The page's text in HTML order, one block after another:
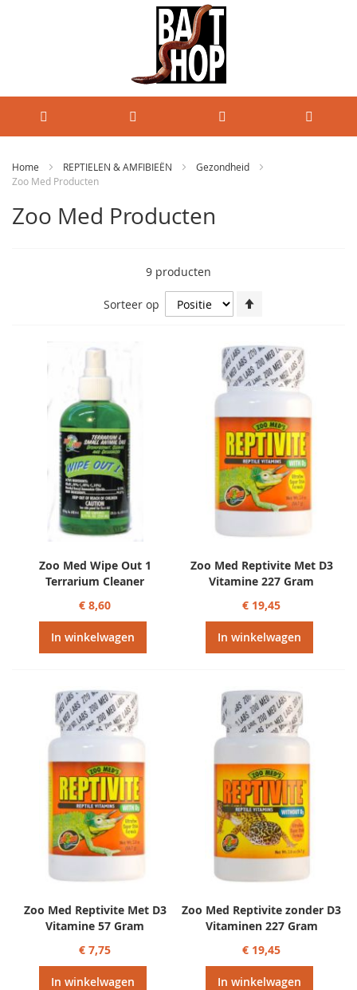
Home REPTIELEN & AMFIBIEËN
Gezondheid
Zoo Med Producten
Zoo Med Producten
9 producten
Sorteer op
laag
sorteren
Zoo Med Wipe Out 1
Terrarium Cleaner
€ 8,60
In winkelwagen
Zoo Med Reptivite Met D3
Vitamine 227 Gram
€ 19,45
In winkelwagen
Zoo Med Reptivite Met D3
Vitamine 57 Gram
€ 7,75
In winkelwagen
Zoo Med Reptivite zonder D3
Vitaminen 227 Gram
€ 19,45
In winkelwagen